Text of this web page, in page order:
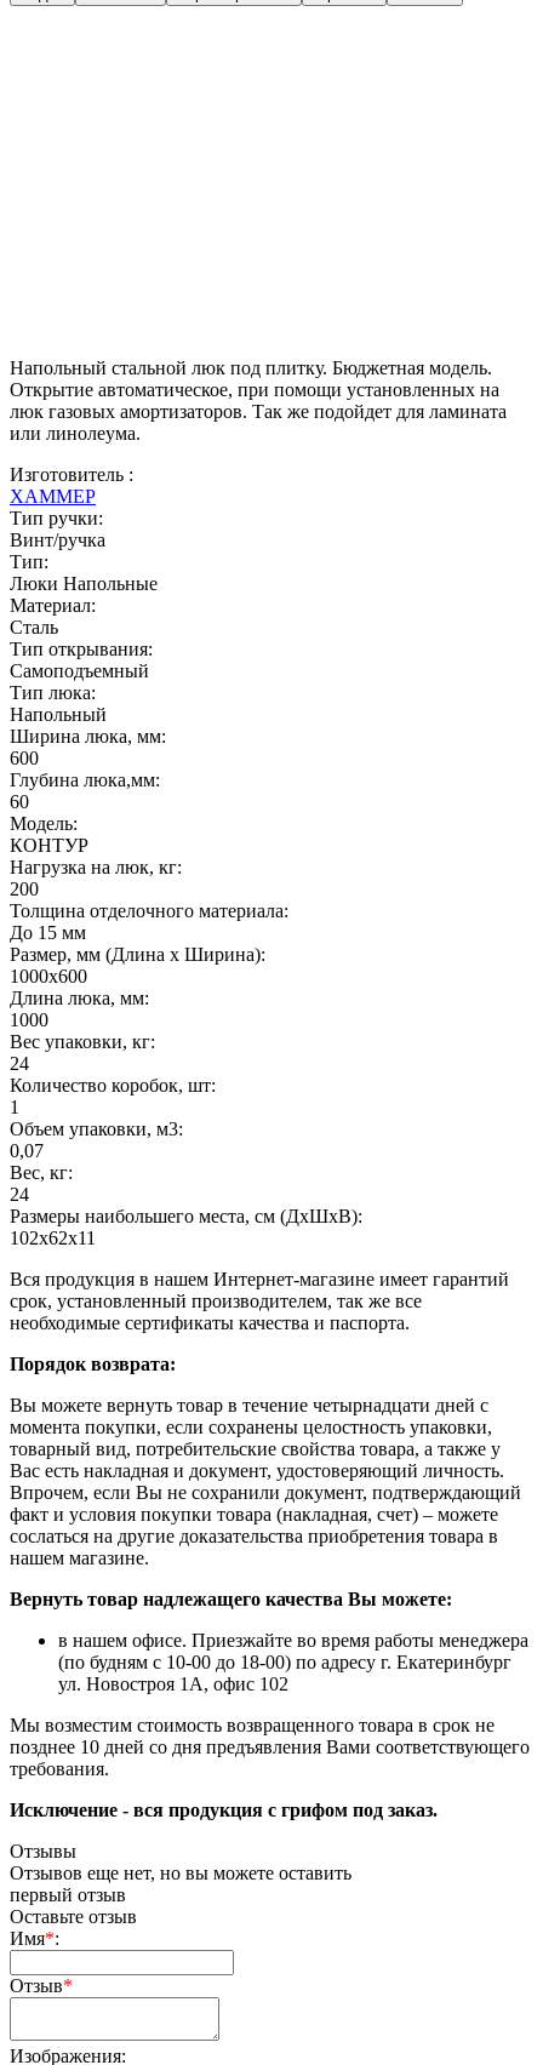
Напольный стальной люк под плитку. Бюджетная модель.
Открытие автоматическое, при помощи установленных на
люк газовых амортизаторов. Так же подойдет для ламината
или линолеума.
Изготовитель :
ХАММЕР
Тип ручки:
Винт/ручка
Тип:
Люки Напольные
Материал:
Сталь
Тип открывания:
Самоподъемный
Тип люка:
Напольный
Ширина люка, мм:
600
Глубина люка,мм:
60
Модель:
КОНТУР
Нагрузка на люк, кг:
200
Толщина отделочного материала:
До 15 мм
Размер, мм (Длина х Ширина):
1000х600
Длина люка, мм:
1000
Вес упаковки, кг:
24
Количество коробок, шт:
1
Объем упаковки, м3:
0,07
Вес, кг:
24
Размеры наибольшего места, см (ДхШхВ):
102х62х11
Вся продукция в нашем Интернет-магазине имеет гарантий
срок, установленный производителем, так же все
необходимые сертификаты качества и паспорта.
Порядок возврата:
Вы можете вернуть товар в течение четырнадцати дней с
момента покупки, если сохранены целостность упаковки,
товарный вид, потребительские свойства товара, а также у
Вас есть накладная и документ, удостоверяющий личность.
Впрочем, если Вы не сохранили документ, подтверждающий
факт и условия покупки товара (накладная, счет) – можете
сослаться на другие доказательства приобретения товара в
нашем магазине.
Вернуть товар надлежащего качества Вы можете:
в нашем офисе. Приезжайте во время работы менеджера
(по будням с 10-00 до 18-00) по адресу г. Екатеринбург
ул. Новостроя 1А, офис 102
Мы возместим стоимость возвращенного товара в срок не
позднее 10 дней со дня предъявления Вами соответствующего
требования.
Исключение - вся продукция с грифом под заказ.
Отзывы
Отзывов еще нет, но вы можете оставить
первый отзыв
Оставьте отзыв
Имя*:
Отзыв*
Изображения: